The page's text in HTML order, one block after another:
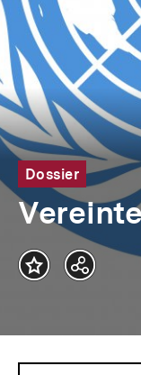
Dossier
Teilen